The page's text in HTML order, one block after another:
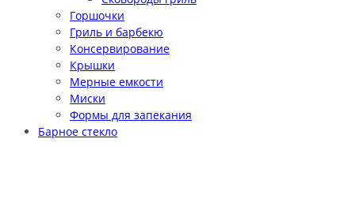
Горшочки
Гриль и барбекю
Консервирование
Крышки
Мерные емкости
Миски
Формы для запекания
Барное стекло